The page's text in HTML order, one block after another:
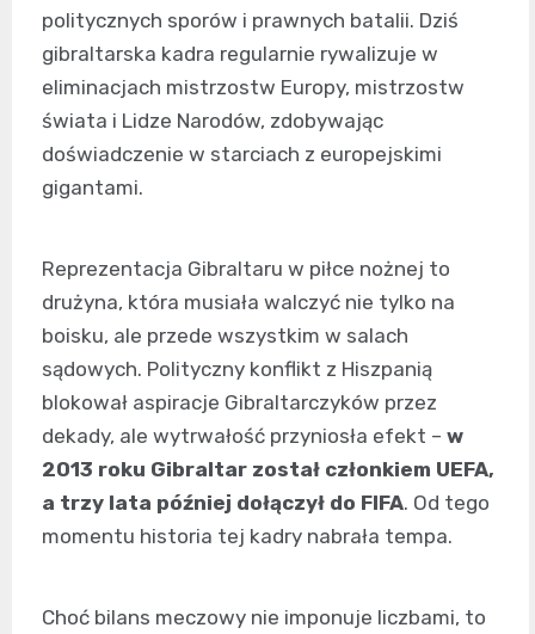
politycznych sporów i prawnych batalii. Dziś
gibraltarska kadra regularnie rywalizuje w
eliminacjach mistrzostw Europy, mistrzostw
świata i Lidze Narodów, zdobywając
doświadczenie w starciach z europejskimi
gigantami.
Reprezentacja Gibraltaru w piłce nożnej to
drużyna, która musiała walczyć nie tylko na
boisku, ale przede wszystkim w salach
sądowych. Polityczny konflikt z Hiszpanią
blokował aspiracje Gibraltarczyków przez
dekady, ale wytrwałość przyniosła efekt – w
2013 roku Gibraltar został członkiem UEFA,
a trzy lata później dołączył do FIFA. Od tego
momentu historia tej kadry nabrała tempa.
Choć bilans meczowy nie imponuje liczbami, to